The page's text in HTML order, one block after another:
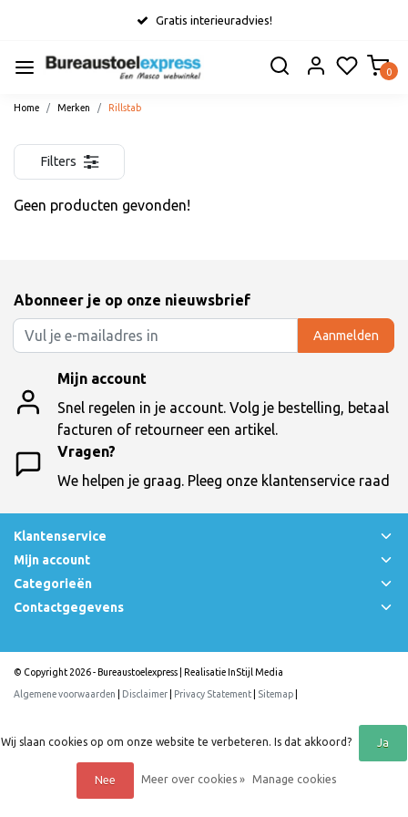
Gratis interieuradvies!
0
Home Merken Rillstab
Filters
Geen producten gevonden!
Abonneer je op onze nieuwsbrief
Aanmelden
Mijn account
Snel regelen in je account. Volg je bestelling, betaal
facturen of retourneer een artikel.
Vragen?
We helpen je graag. Pleeg onze klantenservice raad
Klantenservice
Mijn account
Categorieën
Contactgegevens
© Copyright 2026 - Bureaustoelexpress | RealisatieInStijl Media
Algemene voorwaarden
Disclaimer Privacy Statement Sitemap
Wij slaan cookies op om onze website te verbeteren. Is dat akkoord? Ja
Nee Meer over cookies » Manage cookies